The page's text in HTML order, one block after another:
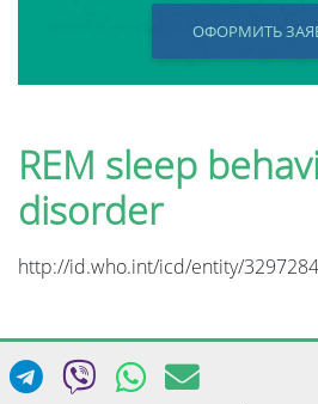
ОФОРМИТЬ
REM sleep
disorder
http://id.who.int/icd/entity/